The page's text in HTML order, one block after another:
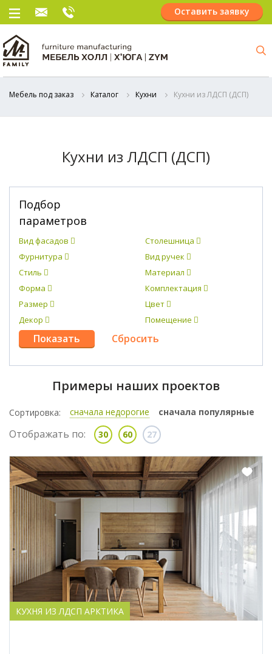
Оставить заявку
Мебель под заказ Каталог Кухни Кухни из ЛДСП (ДСП)
Кухни из ЛДСП (ДСП)
Подбор
параметров
Вид фасадов
Столешница
Фурнитура
Вид ручек
Стиль
Материал
Форма
Комплектация
Размер
Цвет
Декор
Помещение
Примеры наших проектов
Сортировка: сначала популярные
сначала недорогие
Отображать по: 30 60 27
КУХНЯ ИЗ ЛДСП АРКТИКА